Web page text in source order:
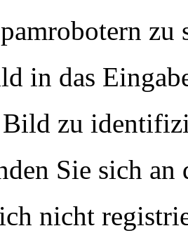
zu
in das
Bild zu
Sie sich
nicht